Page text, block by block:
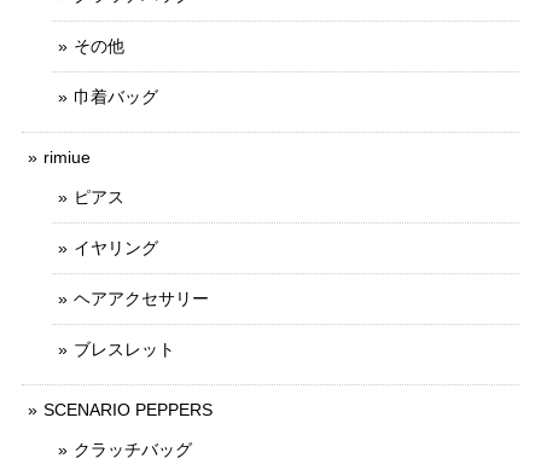
その他
巾着バッグ
rimiue
ピアス
イヤリング
ヘアアクセサリー
ブレスレット
SCENARIO PEPPERS
クラッチバッグ